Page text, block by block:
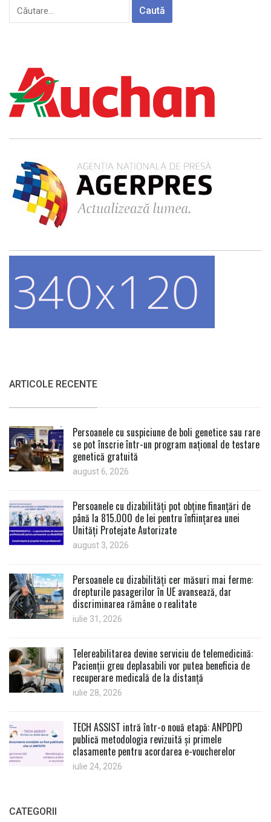
Caută
după:
ARTICOLE RECENTE
Persoanele cu suspiciune de boli genetice sau rare
se pot înscrie într-un program național de testare
genetică gratuită
august 6, 2026
Persoanele cu dizabilități pot obține finanțări de
până la 815.000 de lei pentru înființarea unei
Unități Protejate Autorizate
august 3, 2026
Persoanele cu dizabilități cer măsuri mai ferme:
drepturile pasagerilor în UE avansează, dar
discriminarea rămâne o realitate
iulie 31, 2026
Telereabilitarea devine serviciu de telemedicină:
Pacienții greu deplasabili vor putea beneficia de
recuperare medicală de la distanță
iulie 28, 2026
TECH ASSIST intră într-o nouă etapă: ANPDPD
publică metodologia revizuită și primele
clasamente pentru acordarea e-voucherelor
iulie 24, 2026
CATEGORII